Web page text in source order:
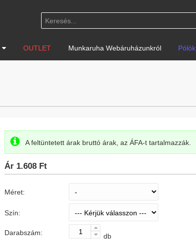
OUTLET Munkaruha Webáruházunkról Pólók
A feltüntetett árak bruttó árak, az ÁFA-t tartalmazzák.
Ár 1.608 Ft
Méret:
Szín:
Darabszám:
db